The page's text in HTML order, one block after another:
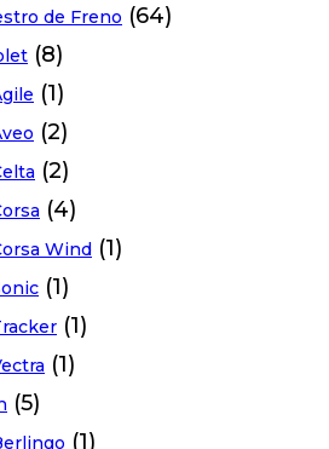
de Freno (64)
(8)
(1)
(2)
(2)
(4)
Wind (1)
(1)
(1)
(1)
(5)
(1)